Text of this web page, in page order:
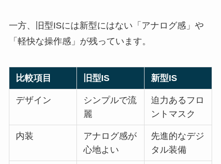
一方、旧型ISには新型にはない「アナログ感」や
「軽快な操作感」が残っています。
比較項目 旧型IS 新型IS
デザイン
シンプルで流
麗
迫力あるフロ
ントマスク
内装
アナログ感が
心地よい
先進的なデジ
タル装備